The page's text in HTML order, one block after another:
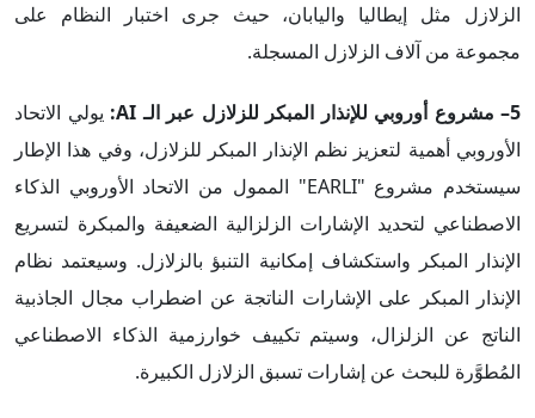
الزلازل مثل إيطاليا واليابان، حيث جرى اختبار النظام على
مجموعة من آلاف الزلازل المسجلة.
5– مشروع أوروبي للإنذار المبكر للزلازل عبر الـ AI:
يولي الاتحاد
الأوروبي أهمية لتعزيز نظم الإنذار المبكر للزلازل، وفي هذا الإطار
سيستخدم مشروع "EARLI" الممول من الاتحاد الأوروبي الذكاء
الاصطناعي لتحديد الإشارات الزلزالية الضعيفة والمبكرة لتسريع
الإنذار المبكر واستكشاف إمكانية التنبؤ بالزلازل. وسيعتمد نظام
الإنذار المبكر على الإشارات الناتجة عن اضطراب مجال الجاذبية
الناتج عن الزلزال، وسيتم تكييف خوارزمية الذكاء الاصطناعي
المُطوَّرة للبحث عن إشارات تسبق الزلازل الكبيرة.